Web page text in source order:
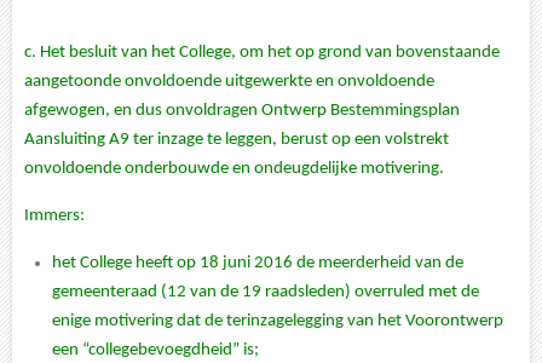
c. Het besluit van het College, om het op grond van bovenstaande
aangetoonde onvoldoende uitgewerkte en onvoldoende
afgewogen, en dus onvoldragen Ontwerp Bestemmingsplan
Aansluiting A9 ter inzage te leggen, berust op een volstrekt
onvoldoende onderbouwde en ondeugdelijke motivering.
Immers:
het College heeft op 18 juni 2016 de meerderheid van de
gemeenteraad (12 van de 19 raadsleden) overruled met de
enige motivering dat de terinzagelegging van het Voorontwerp
een “collegebevoegdheid” is;